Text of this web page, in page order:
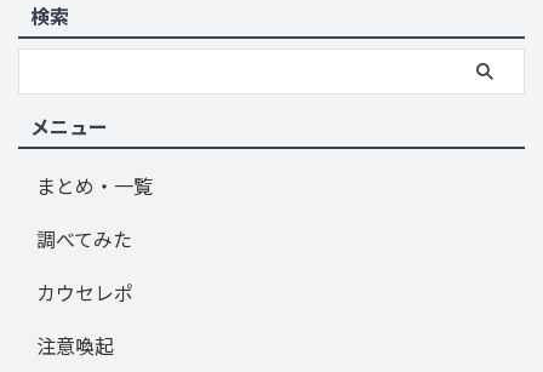
検索
メニュー
まとめ・一覧
調べてみた
カウセレポ
注意喚起